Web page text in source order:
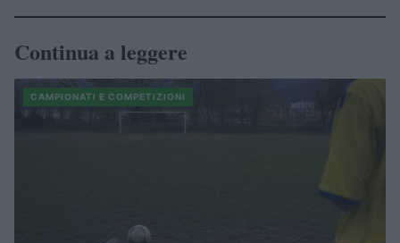
Continua a leggere
CAMPIONATI E COMPETIZIONI